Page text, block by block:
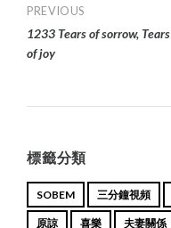
Post
navigation
PREVIOUS
1233 Tears of sorrow, Tears
of joy
標籤分類
SOBEM 三分鐘視頻
原諒 喜樂 夫妻關係